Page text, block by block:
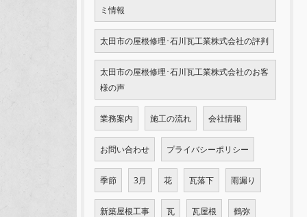
ミ情報
太田市の屋根修理･石川瓦工業株式会社の評判
太田市の屋根修理･石川瓦工業株式会社のお客
様の声
業務案内 施工の流れ 会社情報
お問い合わせ プライバシーポリシー
季節 3月 花 瓦落下 雨漏り
新築屋根工事 瓦 瓦屋根 鶴弥